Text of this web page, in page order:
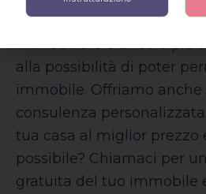
Acquistare e vendere
Immobiliare è ancora più
alla possibilità di poter
immobile. Offriamo
consulenza
tua casa al miglior
possibile? Chiamaci per
gratuita del tuo immobile